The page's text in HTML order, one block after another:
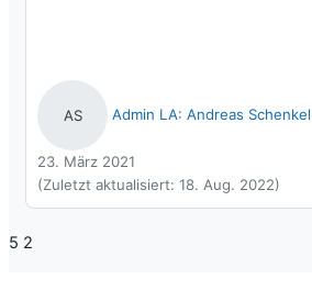
AS Admin LA: Andreas Schenkel
23. März 2021
(Zuletzt aktualisiert: 18. Aug. 2022)
5 2